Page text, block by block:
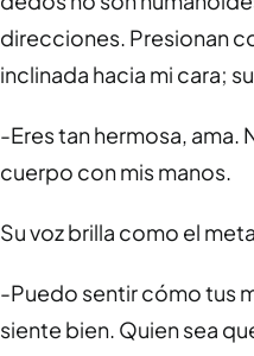
direcciones. Presionan
inclinada hacia mi cara;
-Eres tan hermosa,
cuerpo con mis manos.
Su voz brilla como el
-Puedo sentir cómo tus
siente bien. Quien sea